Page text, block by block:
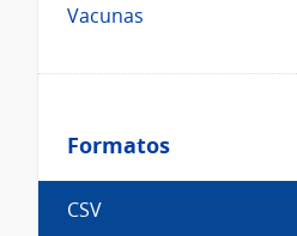
Vacunas
Formatos
Formatos
CSV